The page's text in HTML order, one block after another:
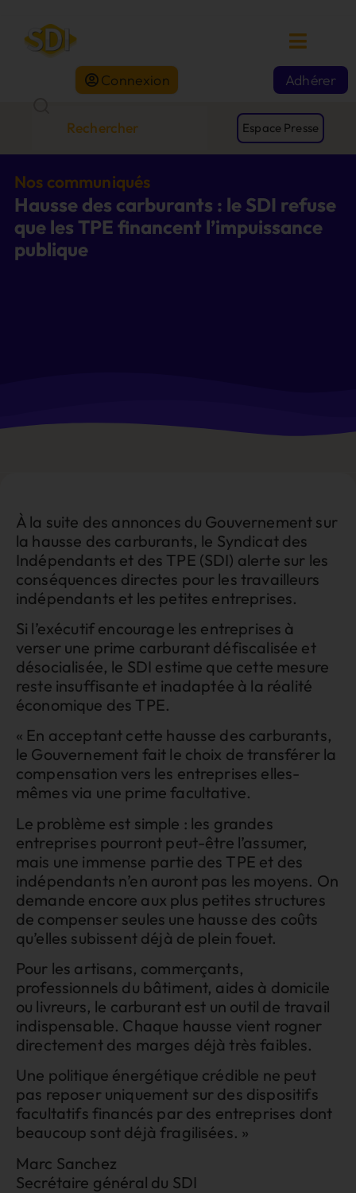
Connexion Adhérer
Espace Presse
Nos communiqués
Hausse des carburants : le SDI refuse
que les TPE financent l’impuissance
publique
À la suite des annonces du Gouvernement sur
la hausse des carburants, le Syndicat des
Indépendants et des TPE (SDI) alerte sur les
conséquences directes pour les travailleurs
indépendants et les petites entreprises.
Si l’exécutif encourage les entreprises à
verser une prime carburant défiscalisée et
désocialisée, le SDI estime que cette mesure
reste insuffisante et inadaptée à la réalité
économique des TPE.
« En acceptant cette hausse des carburants,
le Gouvernement fait le choix de transférer la
compensation vers les entreprises elles-
mêmes via une prime facultative.
Le problème est simple : les grandes
entreprises pourront peut-être l’assumer,
mais une immense partie des TPE et des
indépendants n’en auront pas les moyens. On
demande encore aux plus petites structures
de compenser seules une hausse des coûts
qu’elles subissent déjà de plein fouet.
Pour les artisans, commerçants,
professionnels du bâtiment, aides à domicile
ou livreurs, le carburant est un outil de travail
indispensable. Chaque hausse vient rogner
directement des marges déjà très faibles.
Une politique énergétique crédible ne peut
pas reposer uniquement sur des dispositifs
facultatifs financés par des entreprises dont
beaucoup sont déjà fragilisées. »
Marc Sanchez
Secrétaire général du SDI